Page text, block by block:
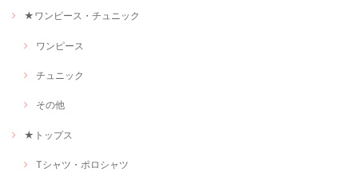
★ワンピース・チュニック
ワンピース
チュニック
その他
★トップス
Tシャツ・ポロシャツ